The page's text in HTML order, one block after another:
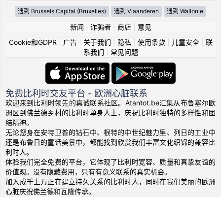
遇到 Brussels Capital (Bruxelles) 遇到 Vlaanderen 遇到 Wallonie
新闻 诈骗者| 商店| 意见
Cookie和GDPR
广告| 关于我们 隐私 使用条款| 儿童安全| 联
系我们
常见问题
免费比利时交友平台 - 欧洲心脏联系
欢迎来到比利时领先的真诚联系社区。Atantot.be汇集从布鲁塞尔欧
洲区到佛兰德乡村的比利时单身人士，庆祝比利时独特的多样性和团
结精神。
无论您身在安特卫普的钻石中、根特的中世纪魅力里、列日的工业中
还是布鲁日的童话美景中，都能找到欣赏我们丰富文化织锦的兼容比
利时人。
体验我们完全免费的平台，它体现了比利时宽容、质量和真挚友谊的
价值观。没有隐藏费用，只有有意义联系的真实机会。
加入成千上万正在建立持久关系的比利时人，同时在我们美丽的欧洲
心脏庆祝佛兰德和瓦隆传承。